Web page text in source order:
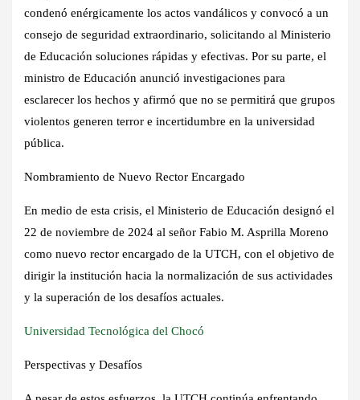
condenó enérgicamente los actos vandálicos y convocó a un
consejo de seguridad extraordinario, solicitando al Ministerio
de Educación soluciones rápidas y efectivas. Por su parte, el
ministro de Educación anunció investigaciones para
esclarecer los hechos y afirmó que no se permitirá que grupos
violentos generen terror e incertidumbre en la universidad
pública.
Nombramiento de Nuevo Rector Encargado
En medio de esta crisis, el Ministerio de Educación designó el
22 de noviembre de 2024 al señor Fabio M. Asprilla Moreno
como nuevo rector encargado de la UTCH, con el objetivo de
dirigir la institución hacia la normalización de sus actividades
y la superación de los desafíos actuales.
Universidad Tecnológica del Chocó
Perspectivas y Desafíos